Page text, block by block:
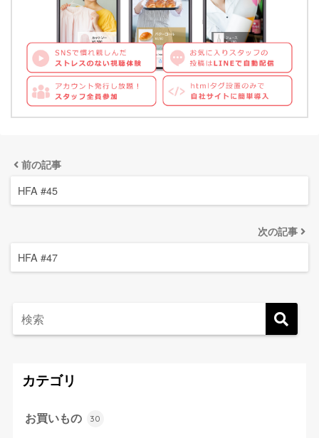
前の記事
HFA #45
次の記事
HFA #47
カテゴリ
お買いもの 30